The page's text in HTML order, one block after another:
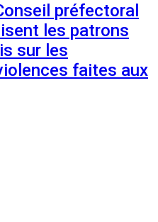
préfectoral
les patrons
sur les
faites aux